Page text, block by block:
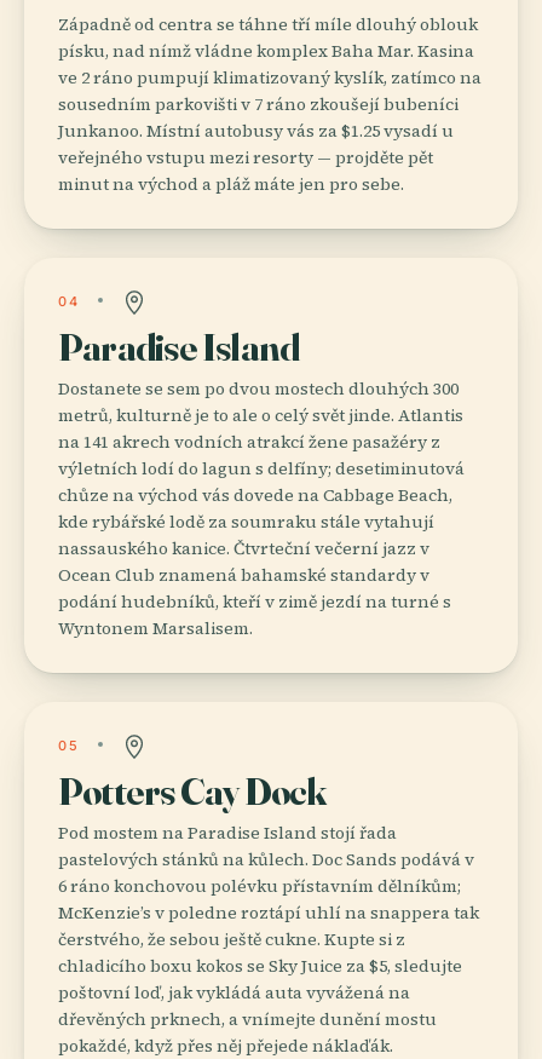
Západně od centra se táhne tří míle dlouhý oblouk
písku, nad nímž vládne komplex Baha Mar. Kasina
ve 2 ráno pumpují klimatizovaný kyslík, zatímco na
sousedním parkovišti v 7 ráno zkoušejí bubeníci
Junkanoo. Místní autobusy vás za $1.25 vysadí u
veřejného vstupu mezi resorty — projděte pět
minut na východ a pláž máte jen pro sebe.
04
Paradise Island
Dostanete se sem po dvou mostech dlouhých 300
metrů, kulturně je to ale o celý svět jinde. Atlantis
na 141 akrech vodních atrakcí žene pasažéry z
výletních lodí do lagun s delfíny; desetiminutová
chůze na východ vás dovede na Cabbage Beach,
kde rybářské lodě za soumraku stále vytahují
nassauského kanice. Čtvrteční večerní jazz v
Ocean Club znamená bahamské standardy v
podání hudebníků, kteří v zimě jezdí na turné s
Wyntonem Marsalisem.
05
Potters Cay Dock
Pod mostem na Paradise Island stojí řada
pastelových stánků na kůlech. Doc Sands podává v
6 ráno konchovou polévku přístavním dělníkům;
McKenzie’s v poledne roztápí uhlí na snappera tak
čerstvého, že sebou ještě cukne. Kupte si z
chladicího boxu kokos se Sky Juice za $5, sledujte
poštovní loď, jak vykládá auta vyvážená na
dřevěných prknech, a vnímejte dunění mostu
pokaždé, když přes něj přejede náklaďák.